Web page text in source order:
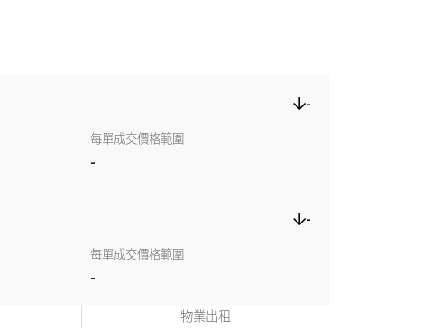
-
每單成交價格範圍
-
-
每單成交價格範圍
-
物業出租